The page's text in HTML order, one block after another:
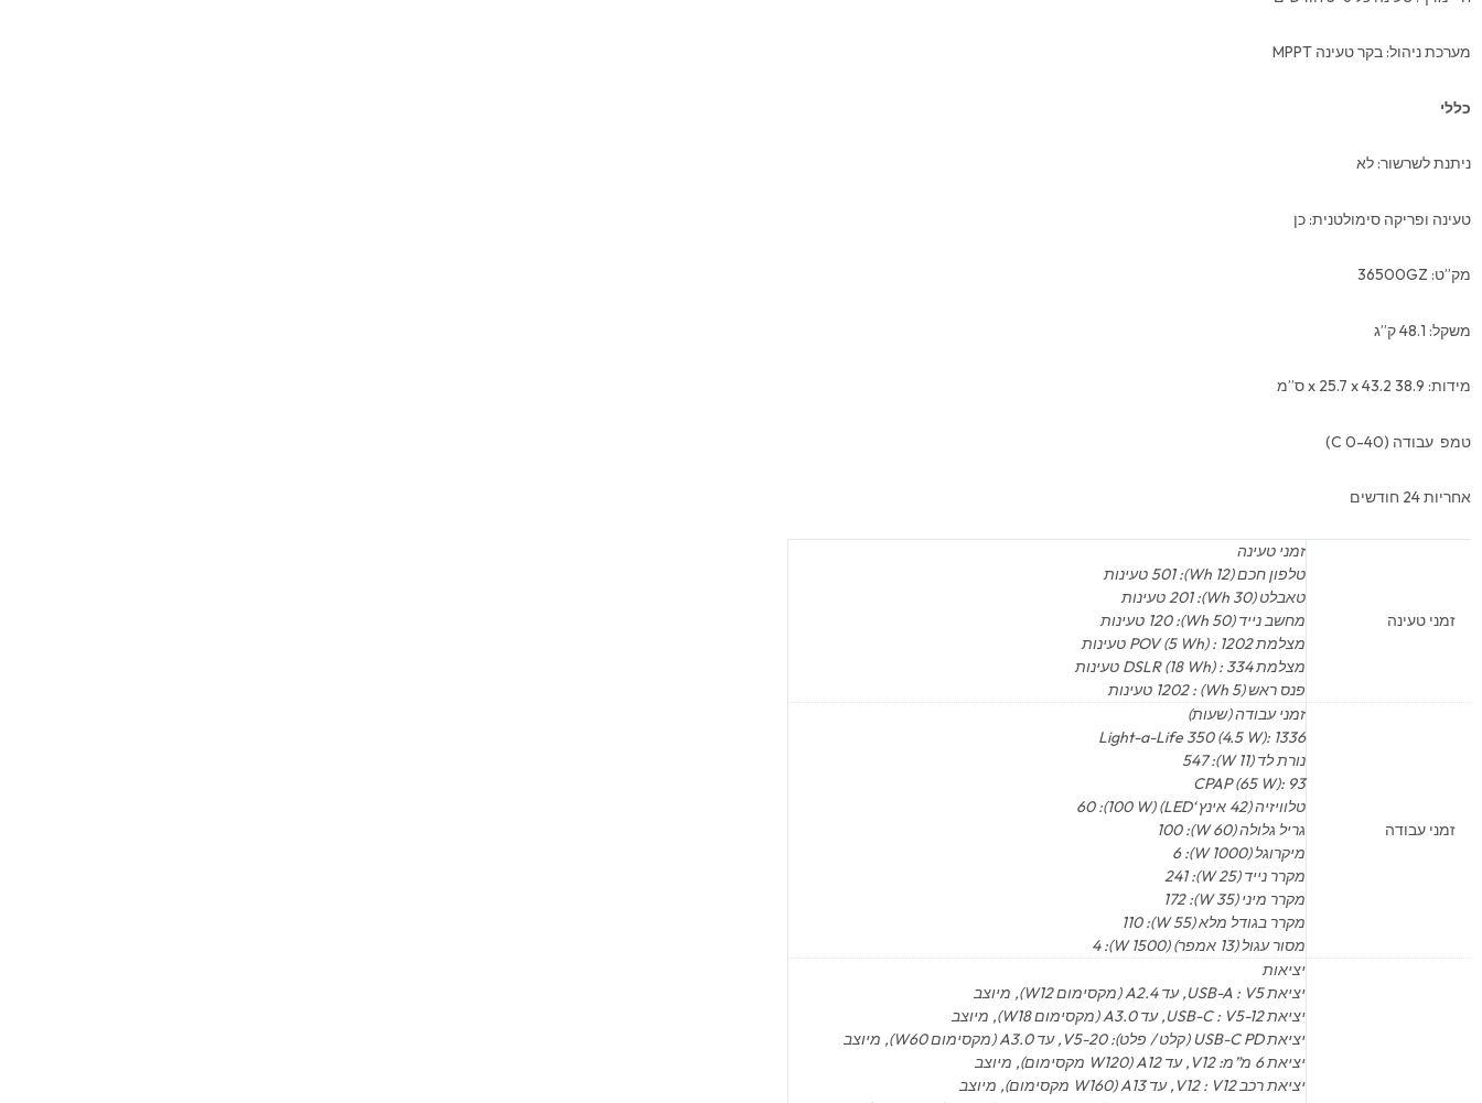
מערכת ניהול: בקר טעינה MPPT
כללי
ניתנת לשרשור: לא
טעינה ופריקה סימולטנית: כן
מק”ט: 36500GZ
משקל: 48.1 ק”ג
מידות: 38.9 x 25.7 x 43.2 ס”מ
טמפ עבודה (0-40 C)
אחריות 24 חודשים
זמני טעינה
זמני טעינה
טלפון חכם (12 Wh): 501 טעינות
טאבלט (30 Wh): 201 טעינות
מחשב נייד (50 Wh): 120 טעינות
מצלמת POV (5 Wh) : 1202 טעינות
מצלמת DSLR (18 Wh) : 334 טעינות
פנס ראש (5 Wh) : 1202 טעינות
זמני עבודה
זמני עבודה (שעות)
Light-a-Life 350 (4.5 W): 1336
נורת לד (11 W): 547
CPAP (65 W): 93
טלוויזיה (42 אינץ ‘LED) (100 W): 60
גריל גלולה (60 W): 100
מיקרוגל (1000 W): 6
מקרר נייד (25 W): 241
מקרר מיני (35 W): 172
מקרר בגודל מלא (55 W): 110
מסור עגול (13 אמפר) (1500 W): 4
יציאות
יציאת USB-A : V5, עד A2.4 (מקסימום W12), מיוצב
יציאת USB-C : V5-12, עד A3.0 (מקסימום W18), מיוצב
יציאת USB-C PD (קלט / פלט): V5-20, עד A3.0 (מקסימום W60), מיוצב
יציאת 6 מ”מ: V12, עד A12 (W120 מקסימום), מיוצב
יציאת רכב V12 : V12, עד A13 (W160 מקסימום), מיוצב